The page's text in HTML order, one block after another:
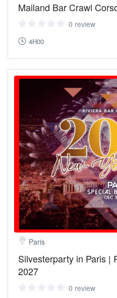
Paris
Silvesterparty in Paris |
2027
0 review
Mailand Bar Crawl
0 review
4H00